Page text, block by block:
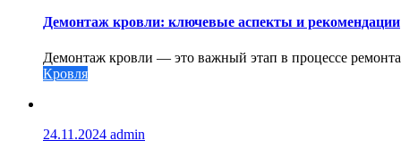
Демонтаж кровли: ключевые аспекты и рекомендации
Демонтаж кровли — это важный этап в процессе
Кровля
24.11.2024 admin